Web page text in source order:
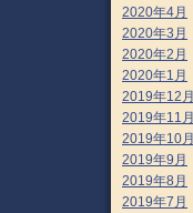
2020年4月
2020年3月
2020年2月
2020年1月
2019年12月
2019年11月
2019年10月
2019年9月
2019年8月
2019年7月